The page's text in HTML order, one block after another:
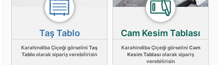
Taş Tablo
Karahindiba Çiçeği görselini Taş
Tabloolarak sipariş verebilirisin
Cam Kesim Tablası
Karahindiba Çiçeği görselini Cam
Kesim Tablası olarak sipariş
verebilirisin